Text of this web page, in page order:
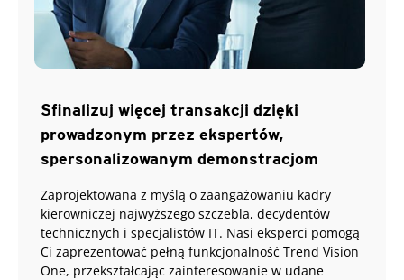
Sfinalizuj więcej transakcji dzięki
prowadzonym przez ekspertów,
spersonalizowanym demonstracjom
Zaprojektowana z myślą o zaangażowaniu kadry
kierowniczej najwyższego szczebla, decydentów
technicznych i specjalistów IT. Nasi eksperci pomogą
Ci zaprezentować pełną funkcjonalność Trend Vision
One, przekształcając zainteresowanie w udane